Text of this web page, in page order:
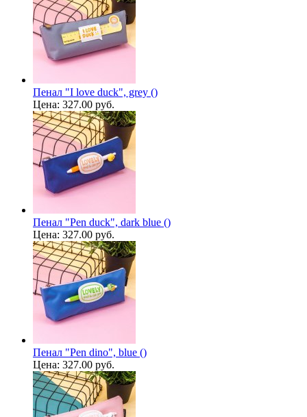
Пенал "I love duck", grey ()
Цена: 327.00 руб.
Пенал "Pen duck", dark blue ()
Цена: 327.00 руб.
Пенал "Pen dino", blue ()
Цена: 327.00 руб.